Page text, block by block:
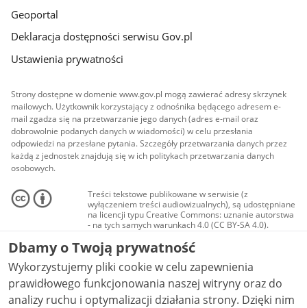
Geoportal
Deklaracja dostępności serwisu Gov.pl
Ustawienia prywatności
Strony dostępne w domenie www.gov.pl mogą zawierać adresy skrzynek
mailowych. Użytkownik korzystający z odnośnika będącego adresem e-
mail zgadza się na przetwarzanie jego danych (adres e-mail oraz
dobrowolnie podanych danych w wiadomości) w celu przesłania
odpowiedzi na przesłane pytania. Szczegóły przetwarzania danych przez
każdą z jednostek znajdują się w ich politykach przetwarzania danych
osobowych.
Treści tekstowe publikowane w serwisie (z
wyłączeniem treści audiowizualnych), są udostępniane
na licencji typu Creative Commons: uznanie autorstwa
- na tych samych warunkach 4.0 (CC BY-SA 4.0).
Materiały audiowizualne, w tym zdjęcia, materiały
audio i wideo, są udostępniane na licencji typu
Creative Commons: uznanie autorstwa użycie
niekomercyjne - bez utworów zależnych 4.0 (CC BY-
NC-ND 4.0), o ile nie jest to stwierdzone inaczej.
Dbamy o Twoją prywatność
Wykorzystujemy pliki cookie w celu zapewnienia
prawidłowego funkcjonowania naszej witryny oraz do
analizy ruchu i optymalizacji działania strony. Dzięki nim